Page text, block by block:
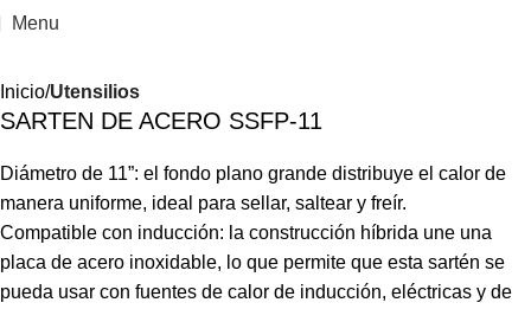
Menu
Inicio Utensilios
SARTEN DE ACERO SSFP-11
Diámetro de 11”: el fondo plano grande distribuye el calor de
manera uniforme, ideal para sellar, saltear y freír.
Compatible con inducción: la construcción híbrida une una
placa de acero inoxidable, lo que permite que esta sartén se
pueda usar con fuentes de calor de inducción, eléctricas y de